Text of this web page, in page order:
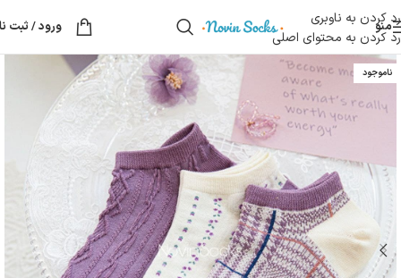
رد کردن به ناوبری
رد کردن به محتوای اصلی
منو ورود / ثبت
ناموجود